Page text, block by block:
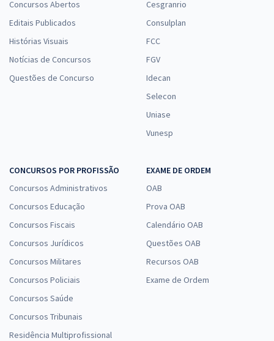
Concursos Abertos
Editais Publicados
Histórias Visuais
Notícias de Concursos
Questões de Concurso
Cesgranrio
Consulplan
FCC
FGV
Idecan
Selecon
Uniase
Vunesp
CONCURSOS POR PROFISSÃO
Concursos Administrativos
Concursos Educação
Concursos Fiscais
Concursos Jurídicos
Concursos Militares
Concursos Policiais
Concursos Saúde
Concursos Tribunais
Residência Multiprofissional
EXAME DE ORDEM
OAB
Prova OAB
Calendário OAB
Questões OAB
Recursos OAB
Exame de Ordem